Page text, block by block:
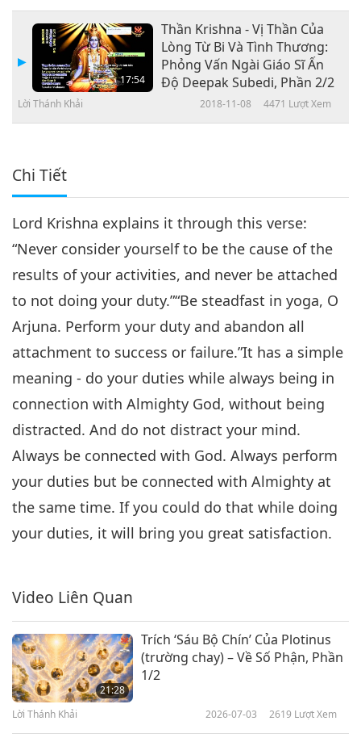
17:54
Thần Krishna - Vị Thần Của
Lòng Từ Bi Và Tình Thương:
Phỏng Vấn Ngài Giáo Sĩ Ấn
Độ Deepak Subedi, Phần 2/2
Lời Thánh Khải 2018-11-08 4471 Lượt Xem
Chi Tiết
Lord Krishna explains it through this verse:
“Never consider yourself to be the cause of the
results of your activities, and never be attached
to not doing your duty.”“Be steadfast in yoga, O
Arjuna. Perform your duty and abandon all
attachment to success or failure.”It has a simple
meaning - do your duties while always being in
connection with Almighty God, without being
distracted. And do not distract your mind.
Always be connected with God. Always perform
your duties but be connected with Almighty at
the same time. If you could do that while doing
your duties, it will bring you great satisfaction.
Video Liên Quan
21:28
Trích ‘Sáu Bộ Chín’ Của Plotinus
(trường chay) – Về Số Phận, Phần
1/2
Lời Thánh Khải 2026-07-03 2619 Lượt Xem